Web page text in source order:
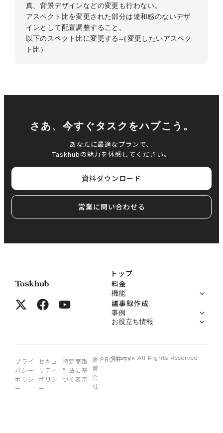
真、背景デザインなどの変更も行わない。
アスペクト比を変更された部分は違和感のないデザ
インとして配置調整すること。
以下のスペクト比に変更する→{変更したいアスペク
ト比}
さあ、今すぐタスクをハブこう。
あなたに最適なプランで、
Taskhubの魅力を体感してください。
資料ダウンロード
営業に問い合わせる
トップ
料金
機能
議事録作成
事例
お役立ち情報
©Bocek All Rights Reserved.
プライ
バシー
ポリシ
ー
セキュ
リティ
ポリシ
ー
特定商取
引法に基
づく表示
運
営
会
社
PROMPTY